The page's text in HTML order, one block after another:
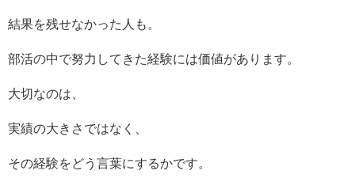
結果を残せなかった人も。
部活の中で努力してきた経験には価値があります。
大切なのは、
実績の大きさではなく、
その経験をどう言葉にするかです。